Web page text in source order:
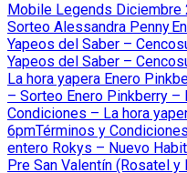
Mobile Legends Diciembre
Sorteo Alessandra Penny
Yapeos del Saber –
Yapeos del Saber –
La hora yapera Enero
– Sorteo Enero Pinkberry –
Condiciones – La hora
6pmTérminos y
entero Rokys – Nuevo Habit
Pre San Valentín (Rosatel y